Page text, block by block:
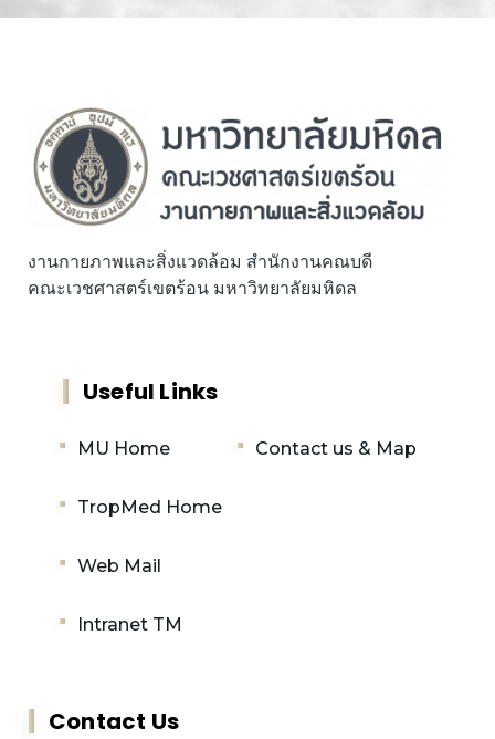
งานกายภาพและสิ่งแวดล้อม สำนักงานคณบดี
คณะเวชศาสตร์เขตร้อน มหาวิทยาลัยมหิดล
Useful Links
MU Home
TropMed Home
Web Mail
Intranet TM
Contact us & Map
Contact Us